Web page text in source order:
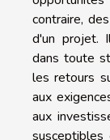
contraire,
d'un projet.
dans toute
les retours
aux
aux